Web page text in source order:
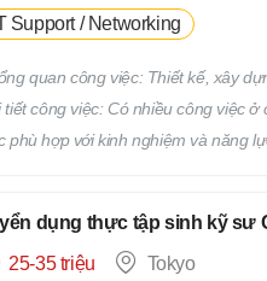
Support / Networking
quan công việc: Thiết kế, xây
tiết công việc: Có nhiều công việc
phù hợp với kinh nghiệm và năng
này) Tổng hợp dữ liệu bằng Excel,
sẽ làm việc tại các công ty khách hàng với tư cách là nhân viên chính thức của công ty chúng tôi
dụng thực tập sinh kỹ sư
25-35 triệu
Tokyo